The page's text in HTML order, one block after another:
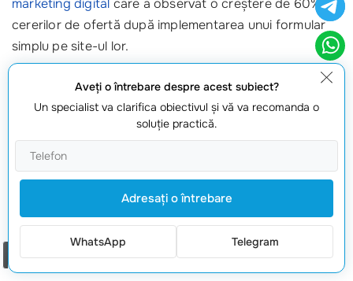
marketing digital care a observat o creștere de 60% a
cererilor de ofertă după implementarea unui formular
simplu pe site-ul lor.
3. Componentă esențială a strategiei tale de
marketing
Formularele de cerere nu sunt doar un instrument de
colectare a datelor, ci și un element de bază al unei
strategii eficientede marketing. Acestea te ajută să
creezi campanii țintite, să îmbunătățești
cu cliențiiși să obții feedback prețios. Cu cât ai mai
date despre clienți
, cu atât poți personaliza mai
bine ofertele.
Aveţi o întrebare despre acest subiect?
Un specialist va clarifica obiectivul şi vă va recomanda o
soluţie practică.
Adresaţi o întrebare
WhatsApp Telegram
Comanda un apel